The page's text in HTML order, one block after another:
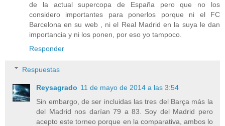
de la actual supercopa de España pero que no los
considero importantes para ponerlos porque ni el FC
Barcelona en su web , ni el Real Madrid en la suya le dan
importancia y ni los ponen, por eso yo tampoco.
Responder
Respuestas
Reysagrado 11 de mayo de 2014 a las 3:54
Sin embargo, de ser incluidas las tres del Barça más la
del Madrid nos darían 79 a 83. Soy del Madrid pero
acepto este torneo porque en la comparativa, ambos lo